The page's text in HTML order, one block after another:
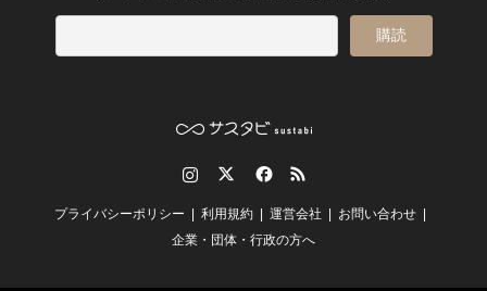
RSS
プライバシーポリシー 利用規約 運営会社
お問い合わせ
企業・団体・行政の方へ